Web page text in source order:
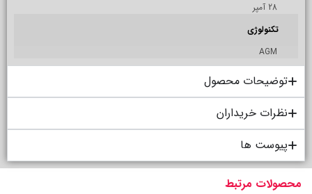
28 آمپر
تکنولوژی
AGM
توضیحات محصول
نظرات خریداران
پیوست ها
محصولات مرتبط